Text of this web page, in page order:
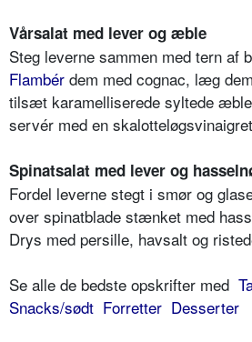
Vårsalat med lever og æble
Steg leverne sammen med tern af
Flambér dem med cognac, læg
tilsæt karamelliserede syltede
servér med en
Spinatsalat med lever og
Fordel leverne stegt i smør og
over spinatblade stænket med
Drys med persille, havsalt og
Se alle de bedste opskrifter med
Snacks/sødt Forretter Desserter